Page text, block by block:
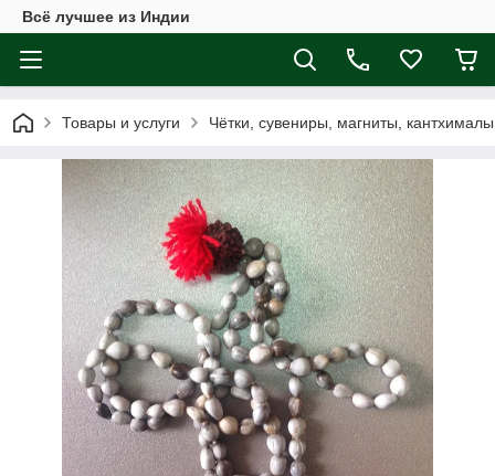
Всё лучшее из Индии
Товары и услуги Чётки, сувениры, магниты, кантхималы